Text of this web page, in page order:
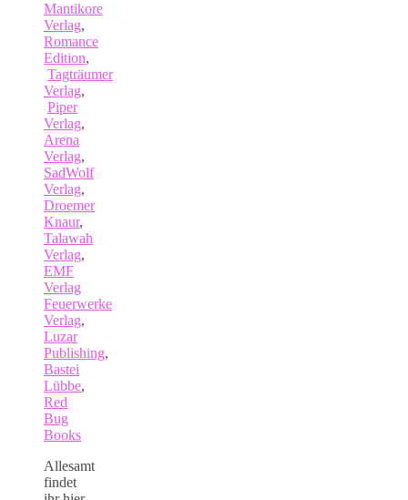
Mantikore
Verlag,
Romance
Edition,
Tagträumer
Verlag,
Piper
Verlag,
Arena
Verlag,
SadWolf
Verlag,
Droemer
Knaur,
Talawah
Verlag,
EMF
Verlag
Feuerwerke
Verlag,
Luzar
Publishing,
Bastei
Lübbe,
Red
Bug
Books
Allesamt
findet